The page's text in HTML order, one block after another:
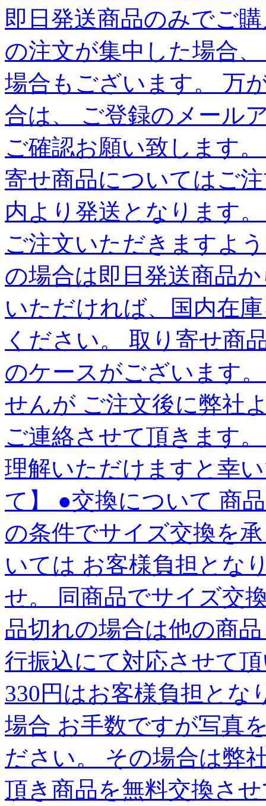
即日発送商品のみでご
の注文が集中した場合
場合もございます。 万
合は、 ご登録のメール
ご確認お願い致します
寄せ商品についてはご
内より発送となります
ご注文いただきますよ
の場合は即日発送商品
いただければ、国内在
ください。 取り寄せ商
のケースがございます
せんが ご注文後に弊社
ご連絡させて頂きます
理解いただけますと幸
て】 ●交換について 商
の条件でサイズ交換を
いては お客様負担とな
せ。 同商品でサイズ交
品切れの場合は他の商
行振込にて対応させて
330円はお客様負担とな
場合 お手数ですが写真
ださい。 その場合は弊
頂き商品を無料交換さ